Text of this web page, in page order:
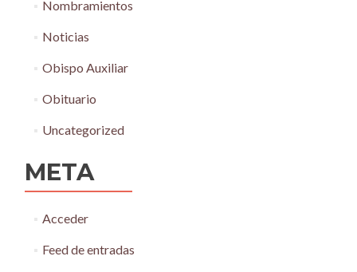
Nombramientos
Noticias
Obispo Auxiliar
Obituario
Uncategorized
META
Acceder
Feed de entradas